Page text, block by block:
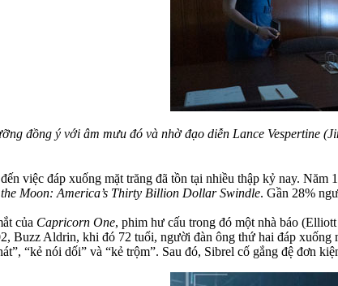
đồng ý với âm mưu đó và nhờ đạo diễn Lance Vespertine
việc đáp xuống mặt trăng đã tồn tại nhiều thập kỷ nay.
the Moon: America’s Thirty Billion Dollar Swindle. Gần 28%
của Capricorn One, phim hư cấu trong đó một nhà báo
Buzz Aldrin, khi đó 72 tuổi, người đàn ông thứ hai đáp
“kẻ nói dối” và “kẻ trộm”. Sau đó, Sibrel cố gắng đệ đơn